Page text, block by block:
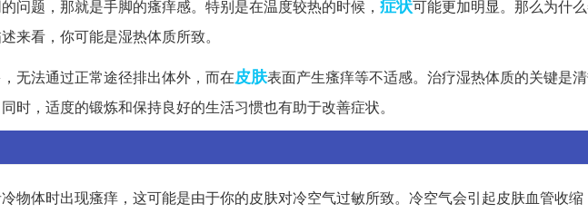
问题，那就是手脚的瘙痒感。特别是在温度较热的时候， 症状可能更加明显。那么为什
来看，你可能是湿热体质所致。
无法通过正常途径排出体外，而在皮肤表面产生瘙痒等不适感。治疗湿热体质的关键是
时，适度的锻炼和保持良好的生活习惯也有助于改善症状。
物体时出现瘙痒，这可能是由于你的皮肤对冷空气过敏所致。冷空气会引起皮肤血管收缩